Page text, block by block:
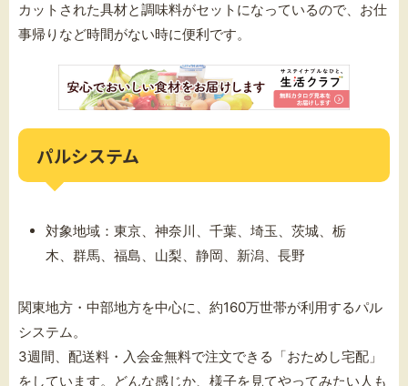
カットされた具材と調味料がセットになっているので、お仕
事帰りなど時間がない時に便利です。
パルシステム
対象地域：東京、神奈川、千葉、埼玉、茨城、栃
木、群馬、福島、山梨、静岡、新潟、長野
関東地方・中部地方を中心に、約160万世帯が利用するパル
システム。
3週間、配送料・入会金無料で注文できる「おためし宅配」
をしています。どんな感じか、様子を見てやってみたい人も